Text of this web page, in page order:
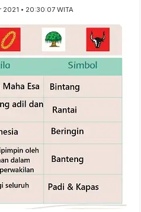
2021 • 20:30:07 WITA